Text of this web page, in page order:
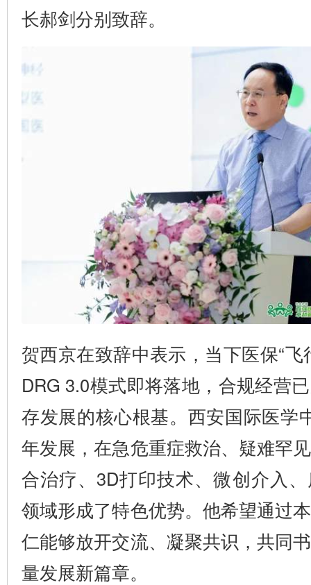
长郝剑分别致辞。
贺西京在致辞中表示，当下医保“飞
DRG 3.0模式即将落地，合规经营
存发展的核心根基。西安国际医学
年发展，在急危重症救治、疑难罕
合治疗、3D打印技术、微创介入
领域形成了特色优势。他希望通过
仁能够放开交流、凝聚共识，共同
量发展新篇章。